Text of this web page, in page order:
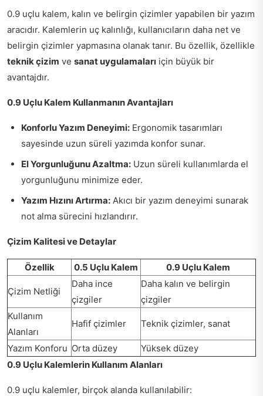
0.9 uçlu kalem, kalın ve belirgin çizimler yapabilen bir yazım
aracıdır. Kalemlerin uç kalınlığı, kullanıcıların daha net ve
belirgin çizimler yapmasına olanak tanır. Bu özellik, özellikle
teknik çizim ve sanat uygulamaları için büyük bir
avantajdır.
0.9 Uçlu Kalem Kullanmanın Avantajları
Konforlu Yazım Deneyimi: Ergonomik tasarımları
sayesinde uzun süreli yazımda konfor sunar.
El Yorgunluğunu Azaltma: Uzun süreli kullanımlarda el
yorgunluğunu minimize eder.
Yazım Hızını Artırma: Akıcı bir yazım deneyimi sunarak
not alma sürecini hızlandırır.
Çizim Kalitesi ve Detaylar
Özellik 0.5 Uçlu Kalem 0.9 Uçlu Kalem
Çizim Netliği
Daha ince
çizgiler
Daha kalın ve belirgin
çizgiler
Kullanım
Alanları
Hafif çizimler Teknik çizimler, sanat
Yazım Konforu Orta düzey
Yüksek düzey
0.9 Uçlu Kalemlerin Kullanım Alanları
0.9 uçlu kalemler, birçok alanda kullanılabilir: